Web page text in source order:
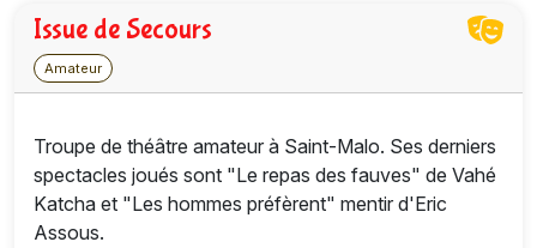
Issue de Secours
Amateur
Troupe de théâtre amateur à Saint-Malo. Ses derniers
spectacles joués sont "Le repas des fauves" de Vahé
Katcha et "Les hommes préfèrent" mentir d'Eric
Assous.